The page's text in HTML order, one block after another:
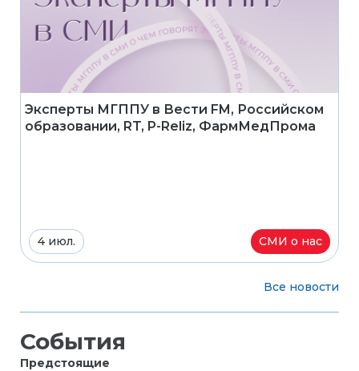
Эксперты МГППУ в Вести FM, Российском
образовании, RT, P-Reliz, ФармМедПрома
4 июл. СМИ о нас
Все новости
События
Предстоящие